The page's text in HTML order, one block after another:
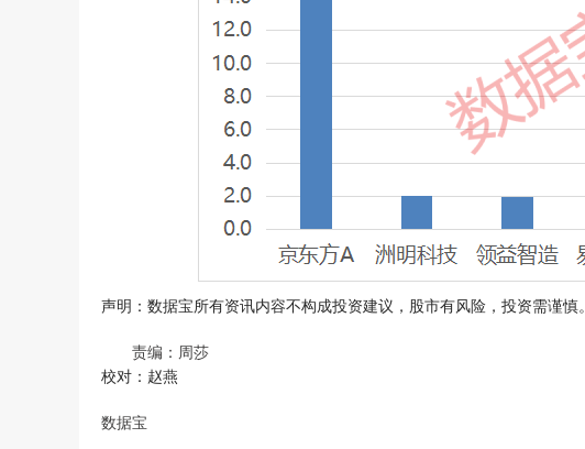
声明：数据宝所有资讯内容不构成投资建议，股市有风险，投资需谨慎。
责编：周莎
校对：赵燕
数据宝